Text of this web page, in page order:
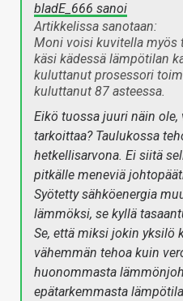
bladE_666 sanoi
Artikkelissa sanotaan:
Moni voisi kuvitella myös
käsi kädessä lämpötilan
kuluttanut prosessori
kuluttanut 87 asteessa.
Eikö tuossa juuri näin ole,
tarkoittaa? Taulukossa
hetkellisarvona. Ei siitä
pitkälle meneviä
Syötetty sähköenergia
lämmöksi, se kyllä
Se, että miksi jokin yksilö
vähemmän tehoa kuin
huonommasta
epätarkemmasta